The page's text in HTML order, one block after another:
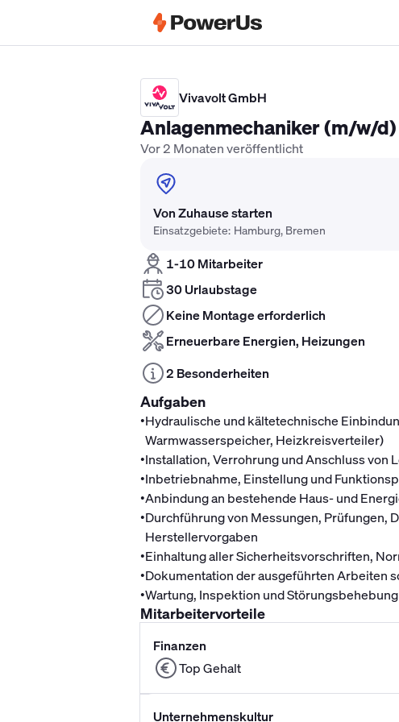
Vivavolt GmbH
Anlagenmechaniker (m/w/
Vor 2 Monaten veröffentlicht
Von Zuhause starten
Einsatzgebiete: Hamburg, Bremen
1-10 Mitarbeiter
30 Urlaubstage
Keine Montage erforderlich
Erneuerbare Energien, Heizungen
2 Besonderheiten
Aufgaben
•Hydraulische und kältetechnische
Warmwasserspeicher, Heizkreisverteiler)
•Installation, Verrohrung und Anschluss
•Inbetriebnahme, Einstellung und
•Anbindung an bestehende Haus- und
•Durchführung von Messungen, Prüfungen,
Herstellervorgaben
•Einhaltung aller Sicherheitsvorschriften,
•Dokumentation der ausgeführten Arbeiten
•Wartung, Inspektion und
Mitarbeitervorteile
Finanzen
Top Gehalt
Unternehmenskultur